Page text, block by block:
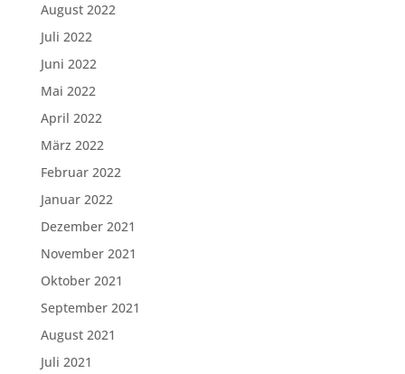
August 2022
Juli 2022
Juni 2022
Mai 2022
April 2022
März 2022
Februar 2022
Januar 2022
Dezember 2021
November 2021
Oktober 2021
September 2021
August 2021
Juli 2021